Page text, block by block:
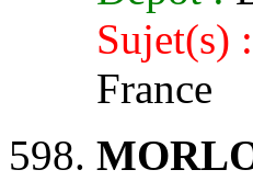
Sujet(s) :
France